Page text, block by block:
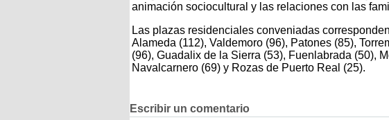
animación sociocultural y las relaciones con las
Las plazas residenciales conveniadas
Alameda (112), Valdemoro (96), Patones (85),
(96), Guadalix de la Sierra (53), Fuenlabrada (50),
Navalcarnero (69) y Rozas de Puerto Real (25).
Escribir un comentario